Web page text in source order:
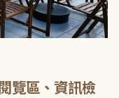
覽區、資訊檢